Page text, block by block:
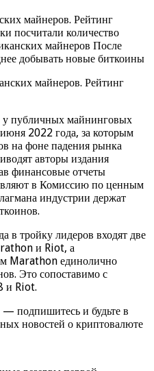
майнеров. Рейтинг
посчитали количество
майнеров После
добывать новые биткоины
у публичных майнинговых
2022 года, за которым
на фоне падения рынка
авторы издания
финансовые отчеты
в Комиссию по ценным
индустрии держат
в тройку лидеров входят две
и Riot, а
Marathon единолично
Это сопоставимо с
и Riot.
— подпишитесь и будьте в
новостей о криптовалюте